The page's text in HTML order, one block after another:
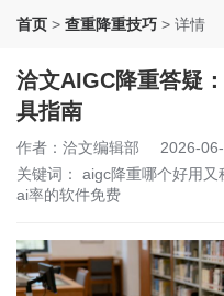
首页 > 查重降重技巧 > 详情
洽文AIGC降重答疑
具指南
作者：洽文编辑部
2026-
关键词： aigc降重哪个好用又
ai率的软件免费